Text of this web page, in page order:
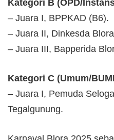
Kategori B (OPD/
– Juara I, BPPKAD (B6).
– Juara II, Dinkesda
– Juara III, Bapperida
Kategori C (Umum/
– Juara I, Pemuda
Tegalgunung.